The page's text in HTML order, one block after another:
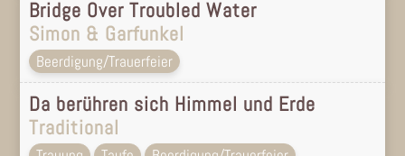
Bridge Over Troubled Water
Simon & Garfunkel
Beerdigung/Trauerfeier
Da berühren sich Himmel und Erde
Traditional